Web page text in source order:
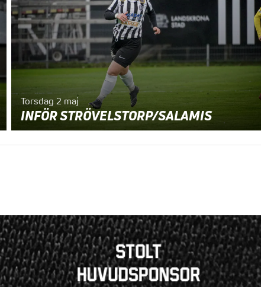
Torsdag 2 maj
INFÖR STRÖVELSTORP/SALAMIS